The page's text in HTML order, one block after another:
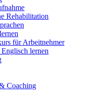
Rehabilitation
für Arbeitnehmer
Englisch lernen
Coaching